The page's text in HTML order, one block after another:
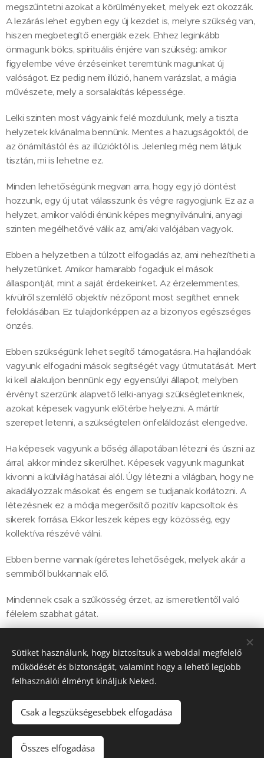
megszűntetni azokat a körülményeket, melyek ezt okozzák.
A lezárás lehet egyben egy új kezdet is, melyre szükség van,
hiszen megbetegítő energiák ezek. Ehhez leginkább
önmagunk bölcs, spirituális énjére van szükség: amikor
figyelembe véve érzéseinket teremtünk magunkat új
valóságot. Ez pedig nem illúzió, hanem varázslat, a mágia
művészete, mely a sorsalakítás képessége.
Lelki szinten most vágyaink felé mozdulunk, mely a tiszta
helyzetek kívánalma bennünk. Mentes a hazugságoktól, de
az önámítástól és az illúzióktól is. Jelenleg még nem látjuk
tisztán, mi is lehetne ez.
Minden lehetőségünk megvan arra, hogy egy jó döntést
hozzunk, egy új utat válasszunk és végre ragyogjunk. Ez az a
helyzet, amikor valódi énünk képes megnyilvánulni, anyagi
szinten megélhetővé válik az, ami/aki valójában vagyok.
Ebben a helyzetben a túlzott elfogadás az, ami nehezítheti a
helyzetünket. Amikor hamarabb fogadjuk el mások
állaspontját, mint a saját érdekeinket. Az érzelemmentes,
kívülről szemlélő objektív nézőpont most segíthet ennek
feloldásában. Ez tulajdonképpen az a bizonyos egészséges
önzés.
Ebben szükségünk lehet segítő támogatásra. Ha hajlandóak
vagyunk elfogadni mások segítségét vagy útmutatását. Mert
ki kell alakuljon bennünk egy egyensúlyi állapot, melyben
érvényt szerzünk alapvető lelki-anyagi szükségleteinknek,
azokat képesek vagyunk előtérbe helyezni. A mártír
szerepet letenni, a szükségtelen önfeláldozást elengedve.
Ha képesek vagyunk a bőség állapotában létezni és úszni az
árral, akkor mindez sikerülhet. Képesek vagyunk magunkat
kivonni a külvilág hatásai alól. Úgy létezni a világban, hogy ne
akadályozzak másokat és engem se tudjanak korlátozni. A
létezésnek ez a módja megerősítő pozitív kapcsoltok és
sikerek forrása. Ekkor leszek képes egy közösség, egy
kollektíva részévé válni.
Ebben benne vannak ígéretes lehetőségek, melyek akár a
semmiből bukkannak elő.
Mindennek csak a szűkösség érzet, az ismeretlentől való
félelem szabhat gátat.
Amikor keressük a helyünket a világban – legyen az egy
munkahely, vagy a létezésnek egy másfajta módja –
alkalmassá kell váljunk arra, ami után vágyakozunk.
© Korek Györgyi 2020
Az oldalt a
Sütiket használunk, hogy biztosítsuk a weboldal megfelelő
működését és biztonságát, valamint hogy a lehető legjobb
felhasználói élményt kínáljuk Neked.
Csak a legszükségesebbek elfogadása
Összes elfogadása